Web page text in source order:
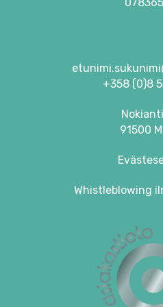
+358 (0)8
91500
Whistleblowing